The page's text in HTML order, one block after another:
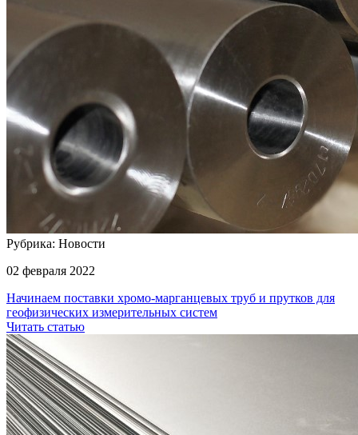
Рубрика: Новости
02 февраля 2022
Начинаем поставки хромо-марганцевых труб и прутков для
геофизических измерительных систем
Читать статью